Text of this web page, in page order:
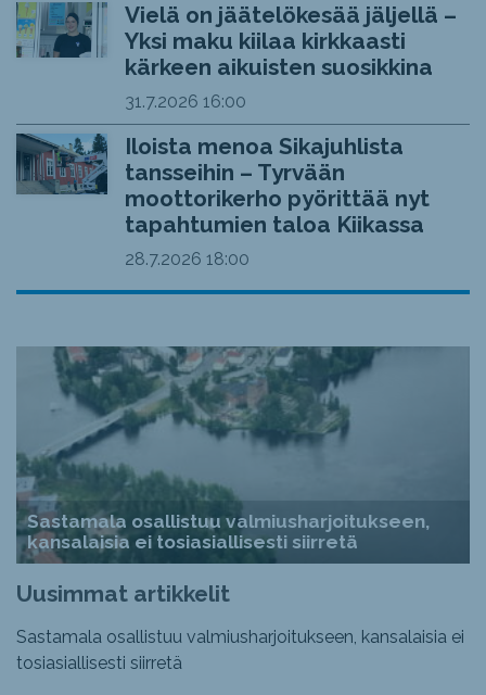
Vielä on jäätelökesää jäljellä –
Yksi maku kiilaa kirkkaasti
kärkeen aikuisten suosikkina
31.7.2026 16:00
Iloista menoa Sikajuhlista
tansseihin – Tyrvään
moottorikerho pyörittää nyt
tapahtumien taloa Kiikassa
28.7.2026 18:00
Sastamala osallistuu valmiusharjoitukseen,
kansalaisia ei tosiasiallisesti siirretä
Uusimmat artikkelit
Sastamala osallistuu valmiusharjoitukseen, kansalaisia ei
tosiasiallisesti siirretä